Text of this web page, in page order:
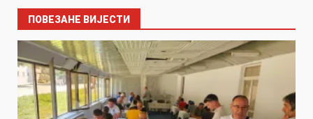
ПОВЕЗАНЕ ВИЈЕСТИ